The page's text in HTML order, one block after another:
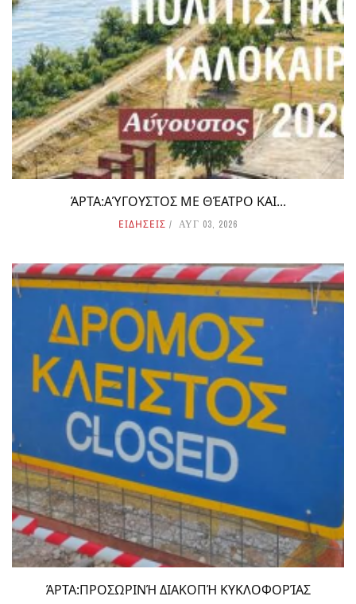
ΆΡΤΑ:ΑΎΓΟΥΣΤΟΣ ΜΕ ΘΈΑΤΡΟ ΚΑΙ...
ΕΙΔΗΣΕΙΣ ΑΥΓ 03, 2026
ΆΡΤΑ:ΠΡΟΣΩΡΙΝΉ ΔΙΑΚΟΠΉ ΚΥΚΛΟΦΟΡΊΑΣ